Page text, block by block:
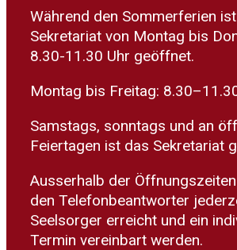
Während den Sommerferien
Sekretariat von Montag bis
8.30-11.30 Uhr geöffnet.
Montag bis Freitag:
Samstags, sonntags und an
Feiertagen ist das Sekretariat
Ausserhalb der
den Telefonbeantworter
Seelsorger erreicht und ein
Termin vereinbart werden.